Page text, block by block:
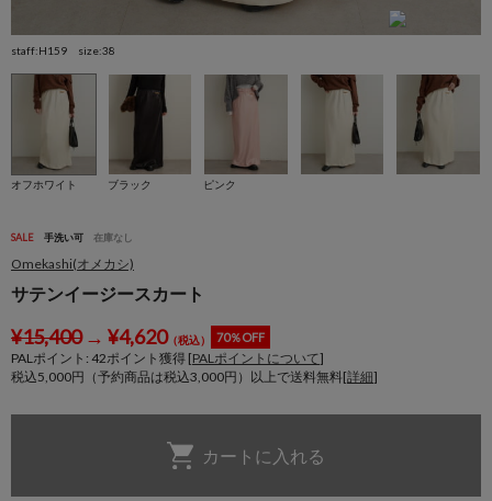
staff:H159 size:38
オフホワイト ブラック ピンク
SALE 手洗い可 在庫なし
Omekashi(オメカシ)
サテンイージースカート
¥15,400→ ¥4,620（税込） 70％OFF
PALポイント: 42ポイント獲得 [PALポイントについて]
税込5,000円（予約商品は税込3,000円）以上で送料無料[詳細]